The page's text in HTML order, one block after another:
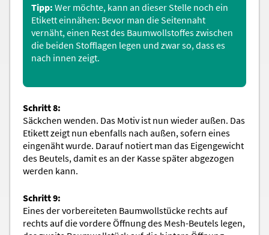
Tipp: Wer möchte, kann an dieser Stelle noch ein
Etikett einnähen: Bevor man die Seitennaht
vernäht, einen Rest des Baumwollstoffes zwischen
die beiden Stofflagen legen und zwar so, dass es
nach innen zeigt.
Schritt 8:
Säckchen wenden. Das Motiv ist nun wieder außen. Das
Etikett zeigt nun ebenfalls nach außen, sofern eines
eingenäht wurde. Darauf notiert man das Eigengewicht
des Beutels, damit es an der Kasse später abgezogen
werden kann.
Schritt 9:
Eines der vorbereiteten Baumwollstücke rechts auf
rechts auf die vordere Öffnung des Mesh-Beutels legen,